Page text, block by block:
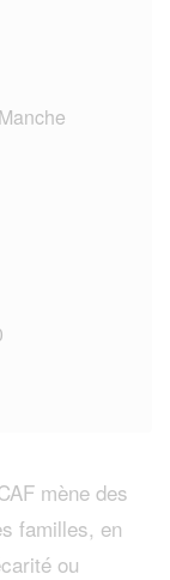
mène des
familles, en
ou